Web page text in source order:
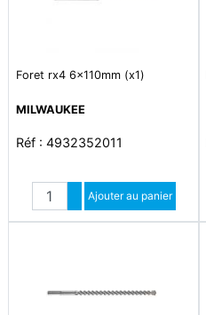
Foret rx4 6x110mm (x1)
MILWAUKEE
Réf : 4932352011
Quantité
Augmenter quantité
Diminuer quantité
Ajouter au panier